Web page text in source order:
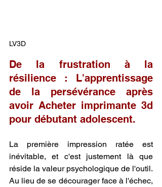
LV3D
De la frustration à la
résilience : L'apprentissage
de la persévérance après
avoir Acheter imprimante 3d
pour débutant adolescent.
La première impression ratée est
inévitable, et c'est justement là que
réside la valeur psychologique de l'outil.
Au lieu de se décourager face à l'échec,